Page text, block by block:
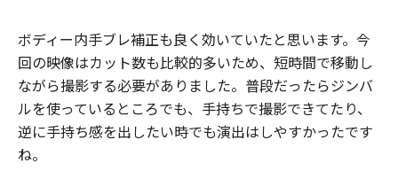
ボディー内手ブレ補正も良く効いていたと思います。今
回の映像はカット数も比較的多いため、短時間で移動し
ながら撮影する必要がありました。普段だったらジンバ
ルを使っているところでも、手持ちで撮影できてたり、
逆に手持ち感を出したい時でも演出はしやすかったです
ね。